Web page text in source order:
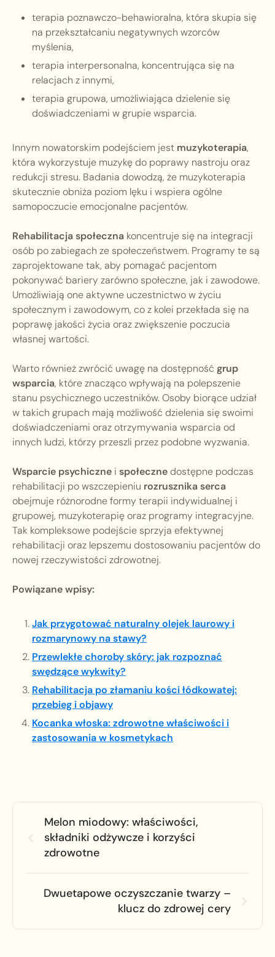
terapia poznawczo-behawioralna, która skupia się
na przekształcaniu negatywnych wzorców
myślenia,
terapia interpersonalna, koncentrująca się na
relacjach z innymi,
terapia grupowa, umożliwiająca dzielenie się
doświadczeniami w grupie wsparcia.
Innym nowatorskim podejściem jest muzykoterapia,
która wykorzystuje muzykę do poprawy nastroju oraz
redukcji stresu. Badania dowodzą, że muzykoterapia
skutecznie obniża poziom lęku i wspiera ogólne
samopoczucie emocjonalne pacjentów.
Rehabilitacja społeczna koncentruje się na integracji
osób po zabiegach ze społeczeństwem. Programy te są
zaprojektowane tak, aby pomagać pacjentom
pokonywać bariery zarówno społeczne, jak i zawodowe.
Umożliwiają one aktywne uczestnictwo w życiu
społecznym i zawodowym, co z kolei przekłada się na
poprawę jakości życia oraz zwiększenie poczucia
własnej wartości.
Warto również zwrócić uwagę na dostępność grup
wsparcia, które znacząco wpływają na polepszenie
stanu psychicznego uczestników. Osoby biorące udział
w takich grupach mają możliwość dzielenia się swoimi
doświadczeniami oraz otrzymywania wsparcia od
innych ludzi, którzy przeszli przez podobne wyzwania.
Wsparcie psychiczne i społecznedostępne podczas
rehabilitacji po wszczepieniu rozrusznika serca
obejmuje różnorodne formy terapii indywidualnej i
grupowej, muzykoterapię oraz programy integracyjne.
Tak kompleksowe podejście sprzyja efektywnej
rehabilitacji oraz lepszemu dostosowaniu pacjentów do
nowej rzeczywistości zdrowotnej.
Powiązane wpisy:
Jak przygotować naturalny olejek laurowy i
rozmarynowy na stawy?
Przewlekłe choroby skóry: jak rozpoznać
swędzące wykwity?
Rehabilitacja po złamaniu kości łódkowatej:
przebieg i objawy
Kocanka włoska: zdrowotne właściwości i
zastosowania w kosmetykach
Melon miodowy: właściwości,
składniki odżywcze i korzyści
zdrowotne
Dwuetapowe oczyszczanie twarzy –
klucz do zdrowej cery